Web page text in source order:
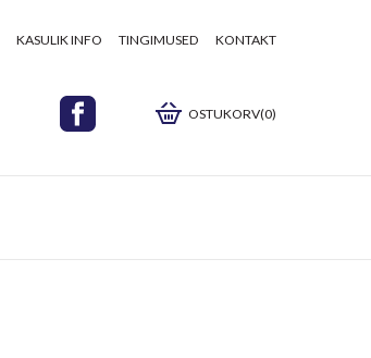
KASULIK INFO TINGIMUSED KONTAKT
OSTUKORV(0)